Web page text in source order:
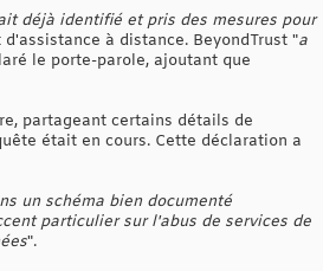
déjà identifié et pris des mesures pour
à distance. BeyondTrust "a
le porte-parole, ajoutant que
partageant certains détails de
était en cours. Cette déclaration a
un schéma bien documenté
particulier sur l'abus de services de
".